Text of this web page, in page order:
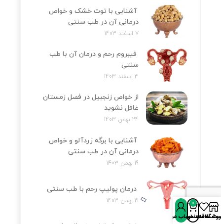
آشنایی با توت خشک و خواص
درمانی آن در طب سنتی
7 اسفند 1403
فیبروم رحم و درمان آن با طب
سنتی
3 اسفند 1403
از خواص زنجبیل در فصل زمستان
غافل نشوید
24 بهمن 1403
آشنایی با برگه زردآلو و خواص
درمانی آن در طب سنتی
19 بهمن 1403
درمان پولیپ رحم با طب سنتی
19 بهمن 1403
علاقه‌مندی‌ها
0
سبد خرید
حساب من